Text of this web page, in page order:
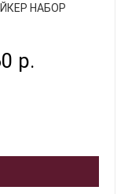
НАБОР
р.